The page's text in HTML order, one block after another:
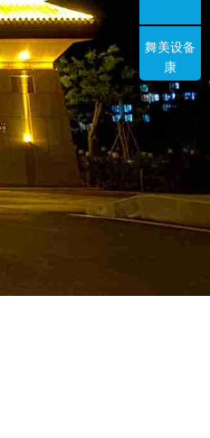
舞美设备
康